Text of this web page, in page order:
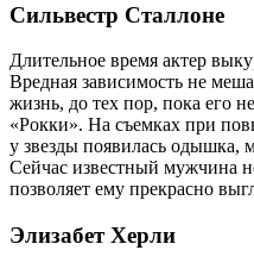
Сильвестр Сталлоне
Длительное время актер
Вредная зависимость не
жизнь, до тех пор, пока его
«Рокки». На съемках при
у звезды появилась одышка,
Сейчас известный мужчина
позволяет ему прекрасно
Элизабет Херли